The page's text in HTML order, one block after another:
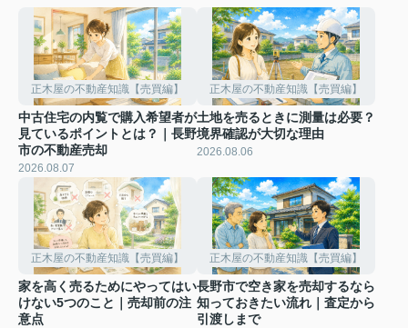
正木屋の不動産知識【売買編】
中古住宅の内覧で購入希望者が
見ているポイントとは？｜長野
市の不動産売却
2026.08.07
正木屋の不動産知識【売買編】
土地を売るときに測量は必要？
境界確認が大切な理由
2026.08.06
正木屋の不動産知識【売買編】
家を高く売るためにやってはい
けない5つのこと｜売却前の注
意点
正木屋の不動産知識【売買編】
長野市で空き家を売却するなら
知っておきたい流れ｜査定から
引渡しまで